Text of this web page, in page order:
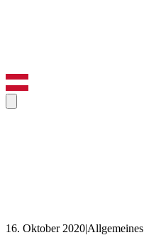
16. Oktober 2020|Allgemeines